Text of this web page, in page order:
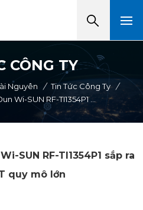
CÔNG TY
Nguyên / Tin Tức Công Ty
/
RF-Star Ra Mắt Mô-Đun Wi-SUN RF-TI1354P1 Sắp Ra Mắt Dành Cho Mạng IoT Quy Mô Lớn
SUN RF-TI1354P1 sắp ra
quy mô lớn